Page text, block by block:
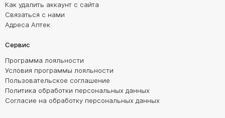
Как удалить аккаунт с сайта
Связаться с нами
Адреса Аптек
Сервис
Программа лояльности
Условия программы лояльности
Пользовательское соглашение
Политика обработки персональных данных
Согласие на обработку персональных данных